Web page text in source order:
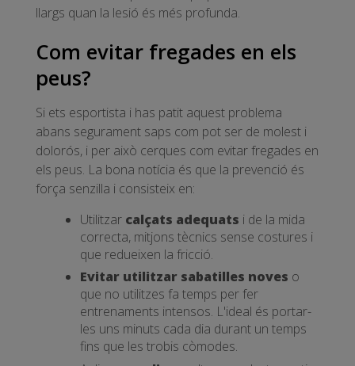
llargs quan la lesió és més profunda.
Com evitar fregades en els
peus?
Si ets esportista i has patit aquest problema
abans segurament saps com pot ser de molest i
dolorós, i per això cerques com evitar fregades en
els peus. La bona notícia és que la prevenció és
força senzilla i consisteix en:
Utilitzar calçats adequats i de la mida
correcta, mitjons tècnics sense costures i
que redueixen la fricció.
Evitar utilitzar sabatilles noves o
que no utilitzes fa temps per fer
entrenaments intensos. L'ideal és portar-
les uns minuts cada dia durant un temps
fins que les trobis còmodes.